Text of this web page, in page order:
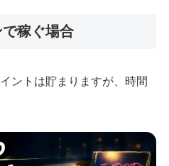
稼ぐ場合
ントは貯まりますが、時間